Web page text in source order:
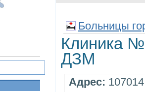
Больницы
Клиника
ДЗМ
Адрес: